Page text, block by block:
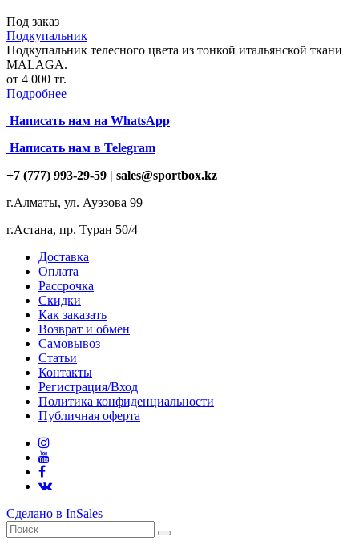
Под заказ
Подкупальник
Подкупальник телесного цвета из тонкой итальянской ткани
MALAGA.
от 4 000 тг.
Подробнее
Написать нам на WhatsApp
Написать нам в Telegram
+7 (777) 993-29-59 | sales@sportbox.kz
г.Алматы, ул. Ауэзова 99
г.Астана, пр. Туран 50/4
Доставка
Оплата
Рассрочка
Скидки
Как заказать
Возврат и обмен
Самовывоз
Статьи
Контакты
Регистрация/Вход
Политика конфиденциальности
Публичная оферта
Сделано в InSales